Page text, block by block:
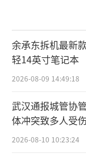
余承东拆机最新
轻14英寸笔记本
2026-08-09 14:49:18
武汉通报城管协
体冲突致多人受伤
2026-08-10 10:23:24